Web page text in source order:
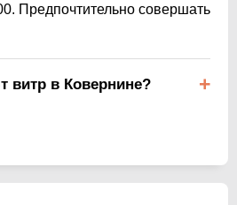
. Предпочтительно совершать
витр в Ковернине?